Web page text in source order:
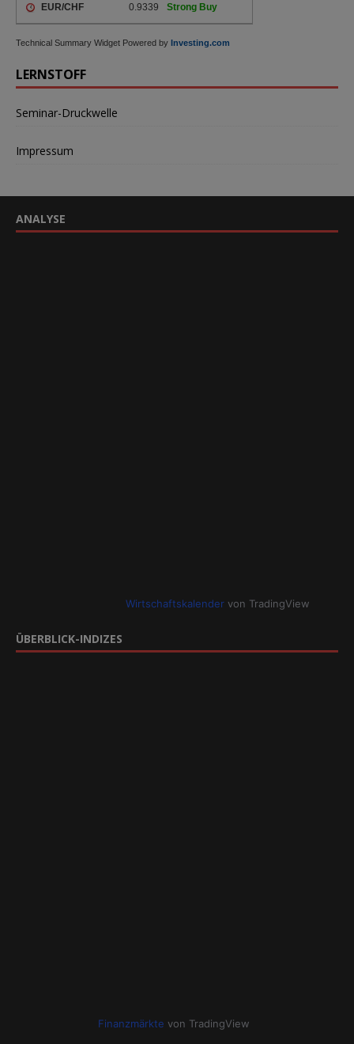
Technical Summary Widget Powered by Investing.com
LERNSTOFF
Seminar-Druckwelle
Impressum
ANALYSE
Wirtschaftskalendervon TradingView
ÜBERBLICK-INDIZES
Finanzmärkte von TradingView